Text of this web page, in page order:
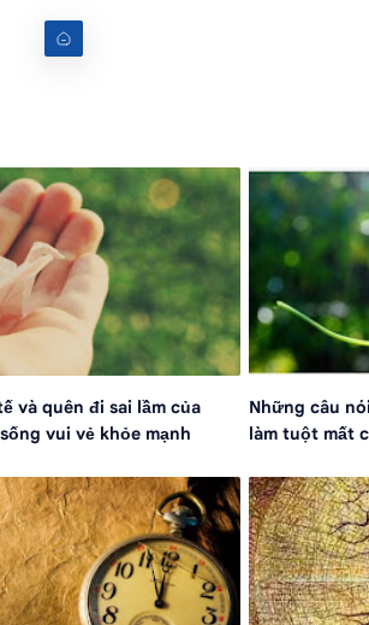
và quên đi sai lầm của
vui vẻ khỏe mạnh
Những câu
làm tuột mất